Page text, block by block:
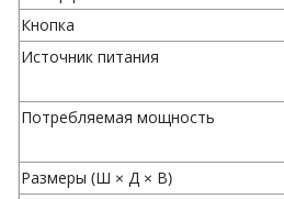
Кнопка
Источник питания
Потребляемая мощность
Размеры (Ш × Д × В)